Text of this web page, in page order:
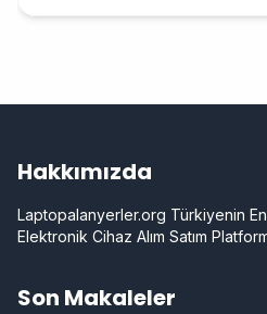
Hakkımızda
Laptopalanyerler.org Türkiyenin
Elektronik Cihaz Alım Satım
Son Makaleler